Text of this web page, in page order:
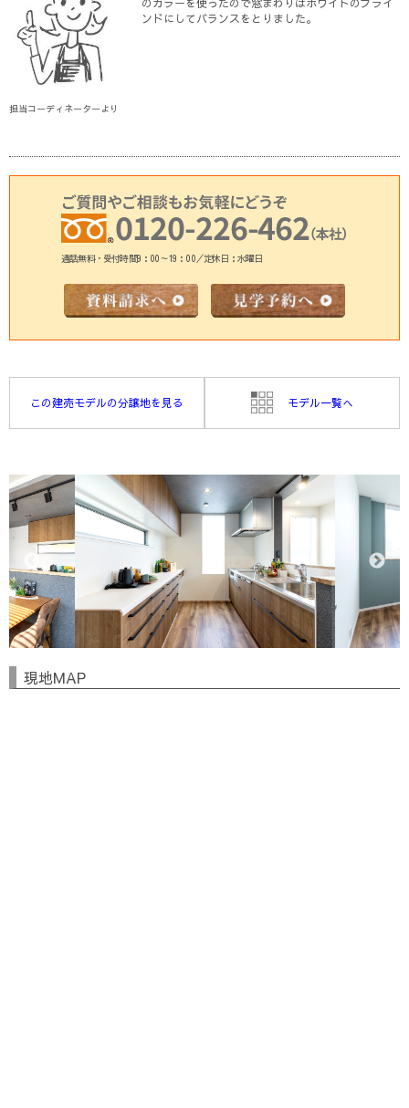
担当コーディネーターより
ンドにしてバランスをとりました。
通話無料・受付時間9：00～19：00／定休日：水曜日
この建売モデルの分譲地を見る モデル一覧へ
現地MAP